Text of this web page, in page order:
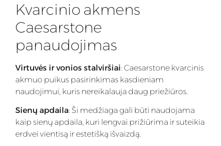
Kvarcinio akmens
Caesarstone
panaudojimas
Virtuvės ir vonios stalviršiai: Caesarstone kvarcinis
akmuo puikus pasirinkimas kasdieniam
naudojimui, kuris nereikalauja daug priežiūros.
Sienų apdaila: Ši medžiaga gali būti naudojama
kaip sienų apdaila, kuri lengvai prižiūrima ir suteikia
erdvei vientisą ir estetišką išvaizdą.